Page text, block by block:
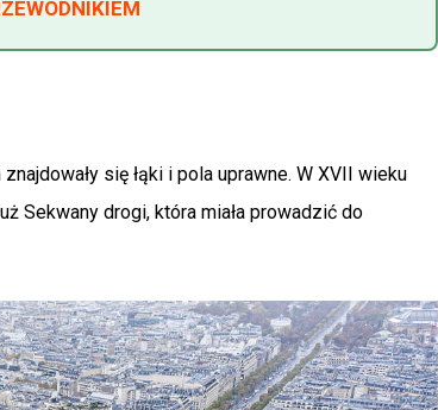
się łąki i pola uprawne. W XVII wieku
Sekwany drogi, która miała prowadzić do